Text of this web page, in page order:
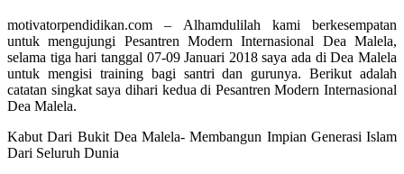
motivatorpendidikan.com – Alhamdulilah kami berkesempatan
untuk mengujungi Pesantren Modern Internasional Dea Malela,
selama tiga hari tanggal 07-09 Januari 2018 saya ada di Dea Malela
untuk mengisi training bagi santri dan gurunya. Berikut adalah
catatan singkat saya dihari kedua di Pesantren Modern Internasional
Dea Malela.
Kabut Dari Bukit Dea Malela- Membangun Impian Generasi Islam
Dari Seluruh Dunia